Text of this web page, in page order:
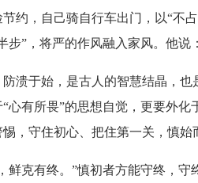
约，自己骑自行车出门，以“不
步”，将严的作风融入家风。他
于始，是古人的智慧结晶，也
心有所畏”的思想自觉，更要外
，守住初心、把住第一关，慎始
克有终。”慎初者方能守终，守